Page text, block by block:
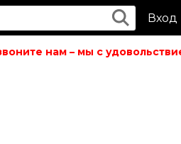
Вход
нам – мы с